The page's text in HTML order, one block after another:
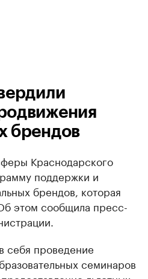
брендов
Краснодарского
поддержки и
брендов, которая
этом сообщила пресс-
себя проведение
семинаров